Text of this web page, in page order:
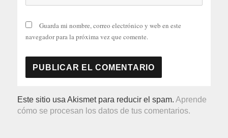
Guarda mi nombre, correo electrónico y web en este
navegador para la próxima vez que comente.
Este sitio usa Akismet para reducir el spam.Aprende
cómo se procesan los datos de tus comentarios.